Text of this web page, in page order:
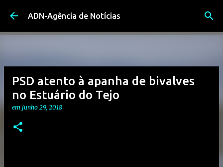
Avançar para o conteúdo principal
ADN-Agência de Notícias
PSD atento à apanha de bivalves
no Estuário do Tejo
em junho 29, 2018